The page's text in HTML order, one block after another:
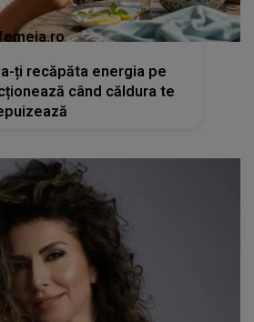
ți recăpăta energia pe
când căldura te